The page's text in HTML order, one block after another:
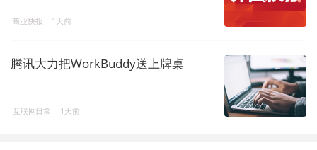
商业快报 1天前
腾讯大力把WorkBuddy送上牌桌
互联网日常 1天前